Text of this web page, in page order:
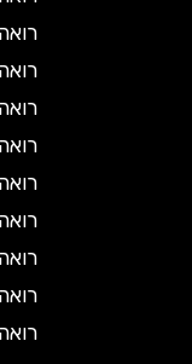
רואה
רואה
רואה
רואה
רואה
רואה
רואה
רואה
רואה